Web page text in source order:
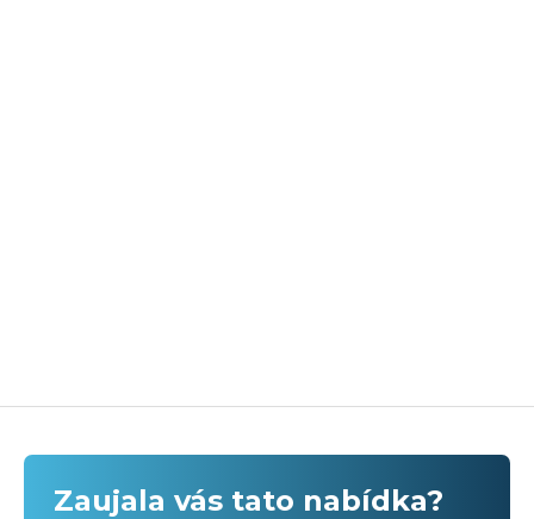
Zaujala vás tato nabídka?